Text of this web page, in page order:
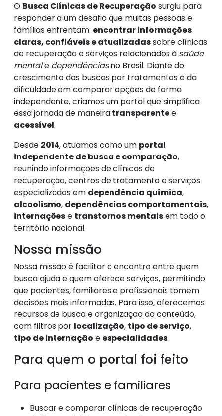
O Busca Clínicas de Recuperação surgiu para
responder a um desafio que muitas pessoas e
famílias enfrentam: encontrar informações
claras, confiáveis e atualizadassobre clínicas
de recuperação e serviços relacionados à saúde
mentale dependênciasno Brasil. Diante do
crescimento das buscas por tratamentos e da
dificuldade em comparar opções de forma
independente, criamos um portal que simplifica
essa jornada de maneira transparentee
acessível.
Desde 2014, atuamos como um portal
independente de busca e comparação,
reunindo informações de clínicas de
recuperação, centros de tratamento e serviços
especializados em dependência química,
alcoolismo, dependências comportamentais,
internaçõese transtornos mentaisem todo o
território nacional.
Nossa missão
Nossa missão é facilitar o encontro entre quem
busca ajuda e quem oferece serviços, permitindo
que pacientes, familiares e profissionais tomem
decisões mais informadas. Para isso, oferecemos
recursos de busca e organização do conteúdo,
com filtros por localização, tipo de serviço,
tipo de internação e especialidades.
Para quem o portal foi feito
Para pacientes e familiares
Buscar e comparar clínicas de recuperação